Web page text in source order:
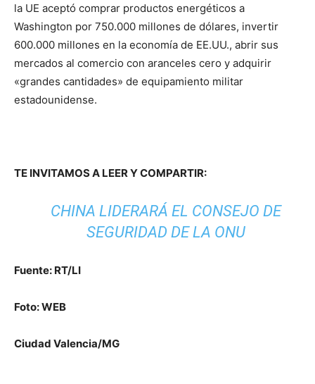
la UE aceptó comprar productos energéticos a
Washington por 750.000 millones de dólares, invertir
600.000 millones en la economía de EE.UU., abrir sus
mercados al comercio con aranceles cero y adquirir
«grandes cantidades» de equipamiento militar
estadounidense.
TE INVITAMOS A LEER Y COMPARTIR:
CHINA LIDERARÁ EL CONSEJO DE
SEGURIDAD DE LA ONU
Fuente: RT/LI
Foto: WEB
Ciudad Valencia/MG